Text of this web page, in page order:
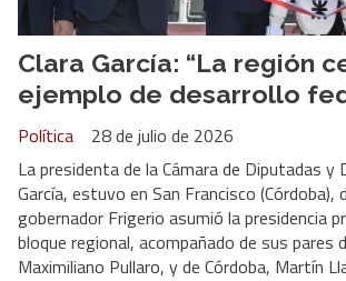
Clara García: “La región
ejemplo de desarrollo
Política
28 de julio de 2026
La presidenta de la Cámara de Diputadas y
García, estuvo en San Francisco (Córdoba),
gobernador Frigerio asumió la presidencia
bloque regional, acompañado de sus pares
Maximiliano Pullaro, y de Córdoba, Martín